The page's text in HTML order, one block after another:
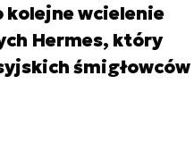
kolejne wcielenie
Hermes, który
śmigłowców